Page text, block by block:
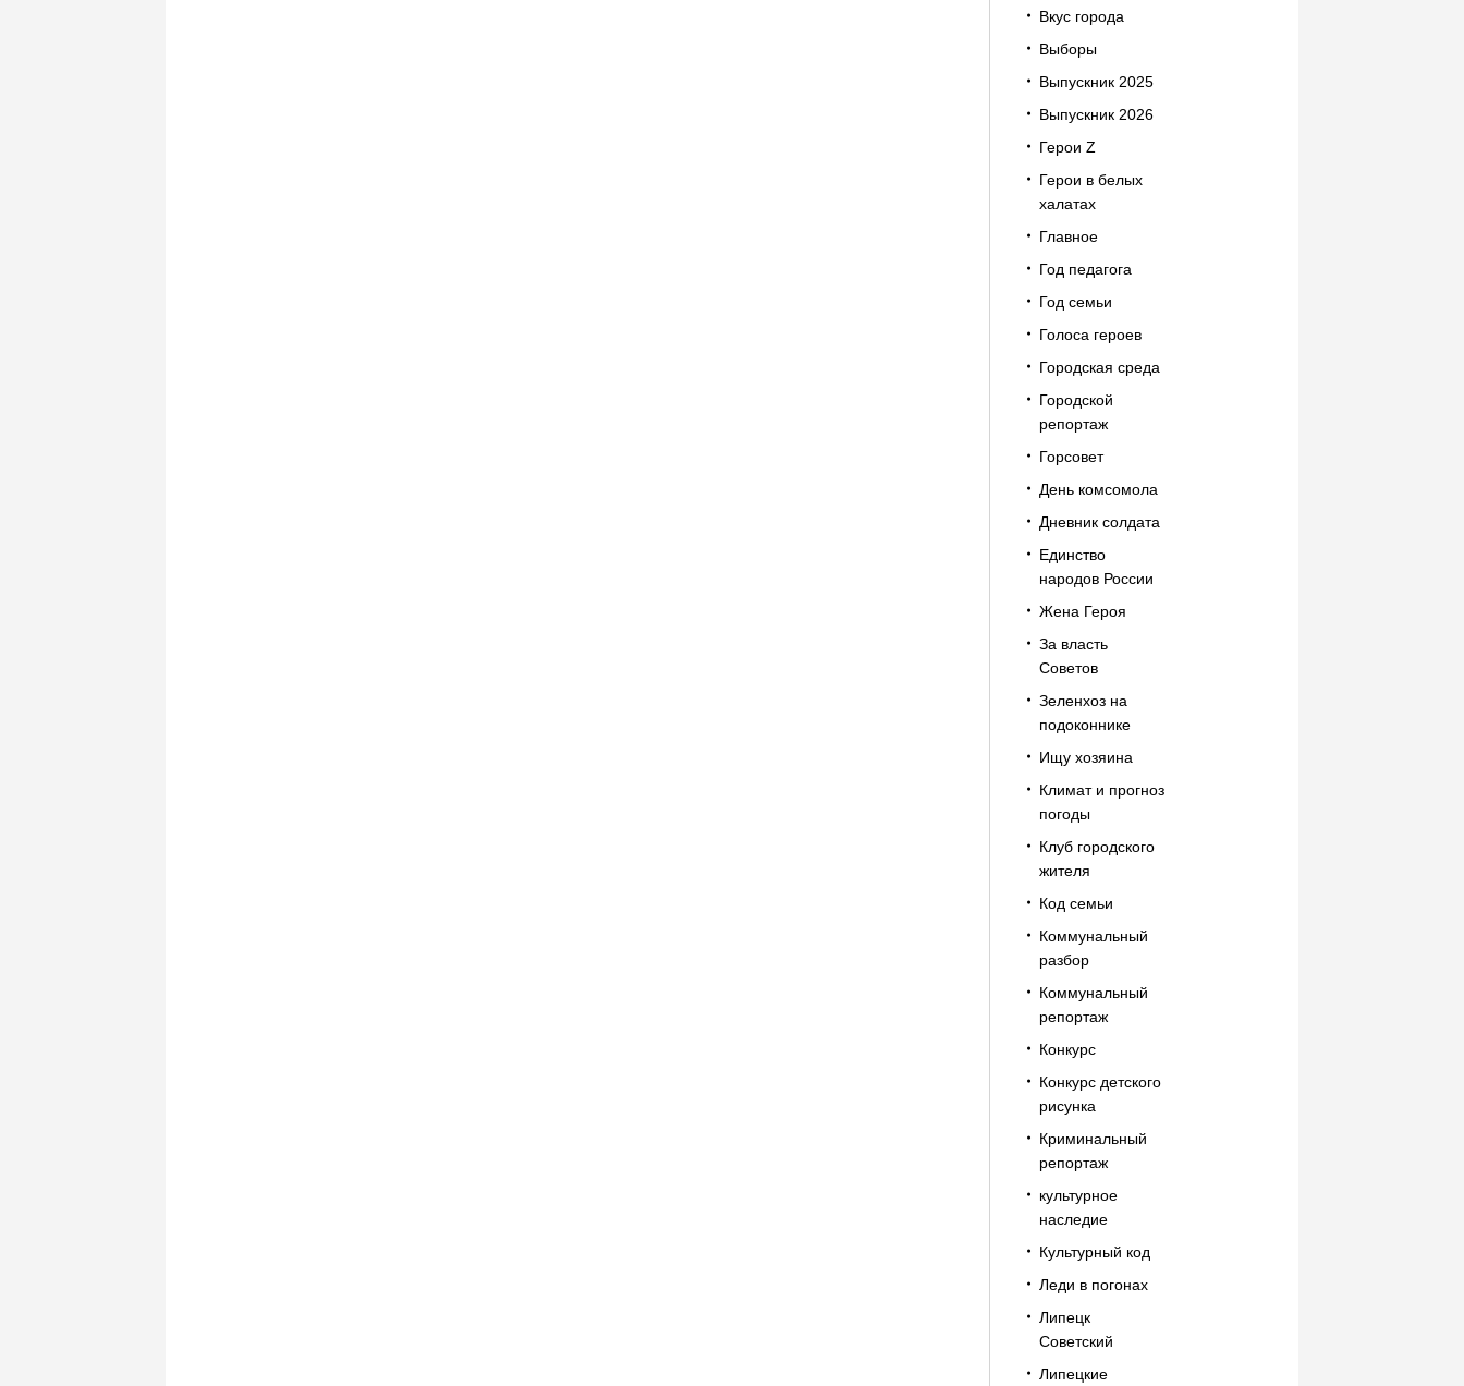
Вкус города
Выборы
Выпускник 2025
Выпускник 2026
Герои Z
Герои в белых
халатах
Главное
Год педагога
Год семьи
Голоса героев
Городская среда
Городской
репортаж
Горсовет
День комсомола
Дневник солдата
Единство
народов России
Жена Героя
За власть
Советов
Зеленхоз на
подоконнике
Ищу хозяина
Климат и прогноз
погоды
Клуб городского
жителя
Код семьи
Коммунальный
разбор
Коммунальный
репортаж
Конкурс
Конкурс детского
рисунка
Криминальный
репортаж
культурное
наследие
Культурный код
Леди в погонах
Липецк
Советский
Липецкие